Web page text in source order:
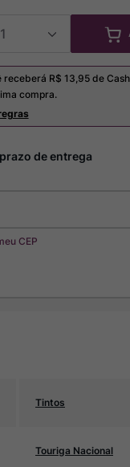
1
receberá R$ 13,95de
compra.
CEP
Tintos
Touriga Nacional